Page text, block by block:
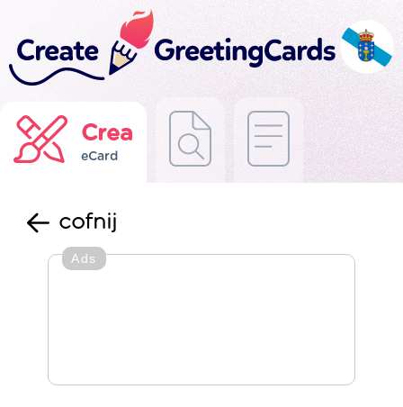
Crea
eCard
cofnij
Ads